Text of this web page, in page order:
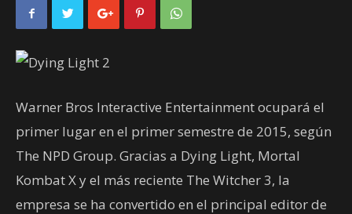
Warner Bros Interactive Entertainment ocupará el
primer lugar en el primer semestre de 2015, según
The NPD Group. Gracias a Dying Light, Mortal
Kombat X y el más reciente The Witcher 3, la
empresa se ha convertido en el principal editor de